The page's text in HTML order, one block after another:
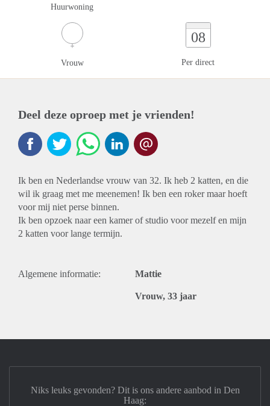
Huurwoning
Vrouw
08
Per direct
Deel deze oproep met je vrienden!
Ik ben en Nederlandse vrouw van 32. Ik heb 2 katten, en die
wil ik graag met me meenemen! Ik ben een roker maar hoeft
voor mij niet perse binnen.
Ik ben opzoek naar een kamer of studio voor mezelf en mijn
2 katten voor lange termijn.
Algemene informatie: Mattie
Vrouw, 33 jaar
Niks leuks gevonden? Dit is ons andere aanbod in Den
Haag: